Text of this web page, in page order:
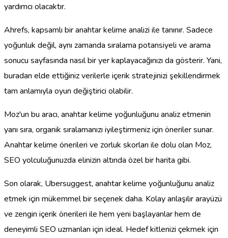
yardımcı olacaktır.
Ahrefs, kapsamlı bir anahtar kelime analizi ile tanınır. Sadece
yoğunluk değil, aynı zamanda sıralama potansiyeli ve arama
sonucu sayfasında nasıl bir yer kaplayacağınızı da gösterir. Yani,
buradan elde ettiğiniz verilerle içerik stratejinizi şekillendirmek
tam anlamıyla oyun değiştirici olabilir.
Moz'un bu aracı, anahtar kelime yoğunluğunu analiz etmenin
yanı sıra, organik sıralamanızı iyileştirmeniz için öneriler sunar.
Anahtar kelime önerileri ve zorluk skorları ile dolu olan Moz,
SEO yolculuğunuzda elinizin altında özel bir harita gibi.
Son olarak, Ubersuggest, anahtar kelime yoğunluğunu analiz
etmek için mükemmel bir seçenek daha. Kolay anlaşılır arayüzü
ve zengin içerik önerileri ile hem yeni başlayanlar hem de
deneyimli SEO uzmanları için ideal. Hedef kitlenizi çekmek için